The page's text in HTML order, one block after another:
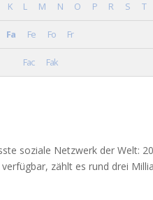
K L M N O P R S T
Fa Fe Fo Fr
Fac Fak
sozia­le Netz­werk der Welt:
zählt es rund drei